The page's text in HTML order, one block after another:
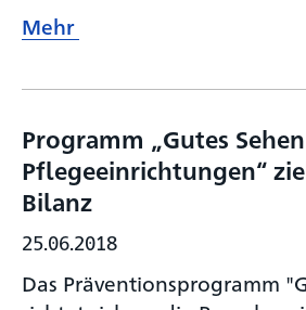
Mehr
Programm „Gutes
Pflegeeinrichtungen“
Bilanz
25.06.2018
Das Präventionsprogramm